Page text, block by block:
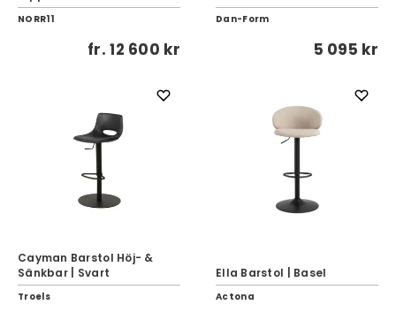
NORR11
fr.12 600 kr
Dan-Form
5 095 kr
Cayman Barstol Höj- &
Sänkbar | Svart
Troels
Ella Barstol | Basel
Actona